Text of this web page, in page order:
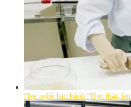
Học nghề làm bánh “Học thật,